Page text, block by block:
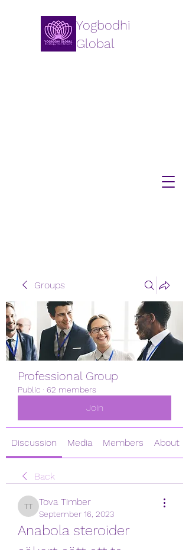
Yogbodhi
Global
Groups
Professional Group
Public · 62 members
Join
Discussion Media Members About
Back
Tova Timber
Tova Timber
September 16, 2023
Anabola steroider